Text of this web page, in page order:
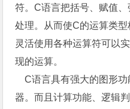
符。C语言把括号、赋值
处理。从而使C的运算类型
灵活使用各种运算符可以
现的运算。
C语言具有强大的图形功
器。而且计算功能、逻辑